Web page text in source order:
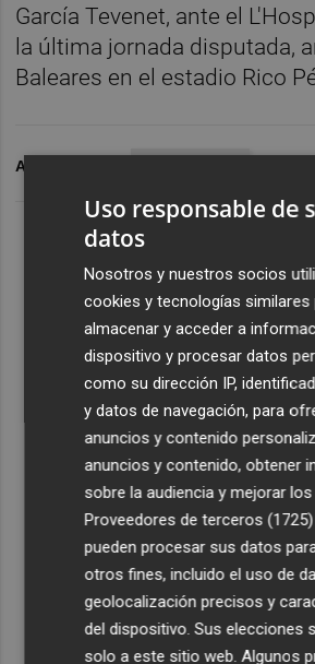
García Tevenet, ante el
la última jornada disputada,
Baleares en el estadio Rico
ARCHIVADO EN
Uso responsable de
datos
Nosotros y nuestros socios
cookies y tecnologías similares
almacenar y acceder a
dispositivo y procesar datos
como su dirección IP,
y datos de navegación, para
anuncios y contenido
anuncios y contenido, obtener
sobre la audiencia y mejorar
Proveedores de terceros (1725)
pueden procesar sus datos
otros fines, incluido el uso de
geolocalización precisos y
del dispositivo. Sus elecciones
solo a este sitio web. Algunos